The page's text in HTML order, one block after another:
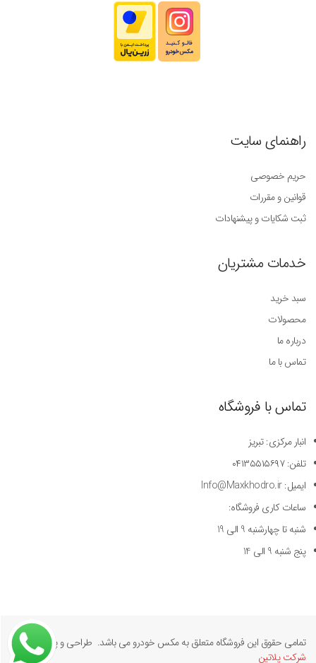
راهنمای سایت
حریم خصوصی
قوانین و مقررات
ثبت شکایات و پیشنهادات
خدمات مشتریان
سبد خرید
محصولات
درباره ما
تماس با ما
تماس با فروشگاه
انبار مرکزی: تبریز
تلفن: ۰۴۱۳۵۵۱۵۶۹۷
ایمیل: Info@Maxkhodro.ir
ساعات کاری فروشگاه:
شنبه تا چهارشنبه 9 الی 19
پنج شنبه 9 الی 14
تمامی حقوق این فروشگاه متعلق به مکس خودرو می باشد. طراحی و پیاده سازی
شرکت پلاتین